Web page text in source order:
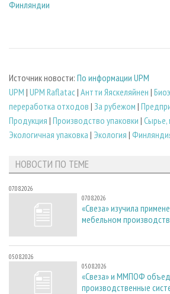
Финляндии
Источник новости: По информации UPM
UPM | UPM Raflatac| Антти Яяскеляйнен |
переработка отходов | За рубежом |
Продукция | Производство упаковки | Сырье,
Экологичная упаковка | Экология |
НОВОСТИ ПО ТЕМЕ
07.08.2026
07.08.2026
«Свеза» изучила
мебельном
05.08.2026
05.08.2026
«Свеза» и ММПОФ
производственные